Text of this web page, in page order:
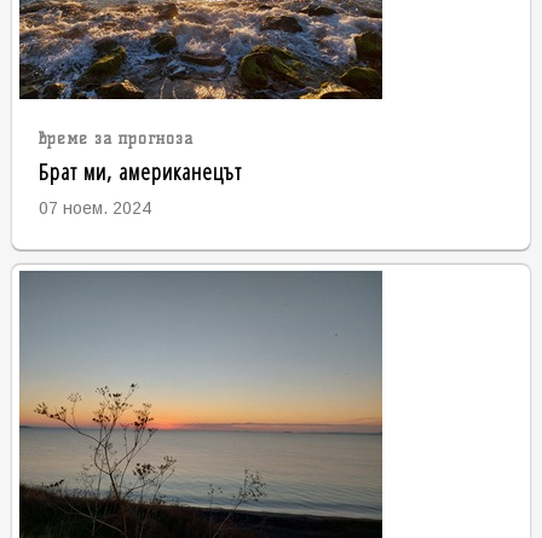
време за прогноза
Брат ми, американецът
07 ноем. 2024